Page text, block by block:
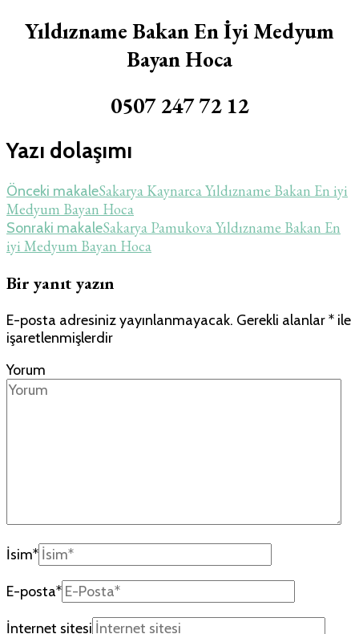
Yıldızname Bakan En İyi Medyum
Bayan Hoca
0507 247 72 12
Yazı dolaşımı
Önceki makaleSakarya Kaynarca Yıldızname Bakan En iyi
Medyum Bayan Hoca
Sonraki makaleSakarya Pamukova Yıldızname Bakan En
iyi Medyum Bayan Hoca
Bir yanıt yazın
E-posta adresiniz yayınlanmayacak. Gerekli alanlar* ile
işaretlenmişlerdir
Yorum
İsim*
E-posta*
İnternet sitesi